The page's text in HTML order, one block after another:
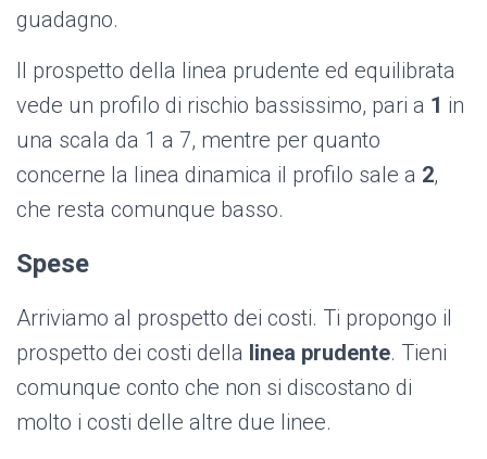
guadagno.
Il prospetto della linea prudente ed equilibrata
vede un profilo di rischio bassissimo, pari a 1 in
una scala da 1 a 7, mentre per quanto
concerne la linea dinamica il profilo sale a 2,
che resta comunque basso.
Spese
Arriviamo al prospetto dei costi. Ti propongo il
prospetto dei costi della linea prudente. Tieni
comunque conto che non si discostano di
molto i costi delle altre due linee.